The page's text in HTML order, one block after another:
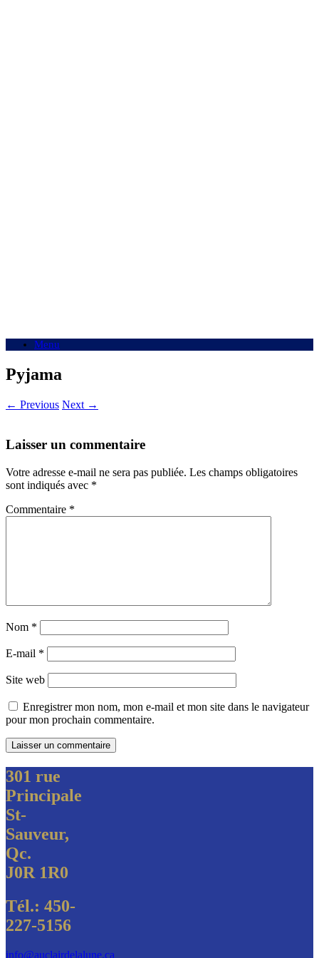
Menu
Pyjama
← Previous Next →
Laisser un commentaire
Votre adresse e-mail ne sera pas publiée. Les champs obligatoires
sont indiqués avec *
Commentaire *
Nom *
E-mail *
Site web
Enregistrer mon nom, mon e-mail et mon site dans le navigateur
pour mon prochain commentaire.
301 rue
Principale
St-
Sauveur,
Qc.
J0R 1R0
Tél.: 450-
227-5156
info@auclairdelalune.ca